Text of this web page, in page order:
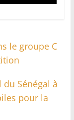
le groupe C
du Sénégal à
pour la